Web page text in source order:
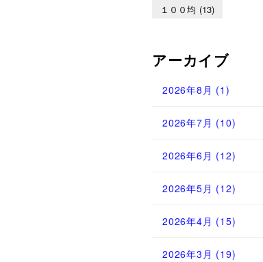
１００均 (13)
アーカイブ
2026年8月 (1)
2026年7月 (10)
2026年6月 (12)
2026年5月 (12)
2026年4月 (15)
2026年3月 (19)